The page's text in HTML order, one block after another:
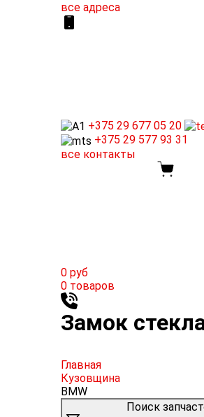
все адреса
+375 29 677 05 20
+375 29 577 93 31
все контакты
0 руб
0 товаров
Замок
Главная
Кузовщина
BMW
Поиск